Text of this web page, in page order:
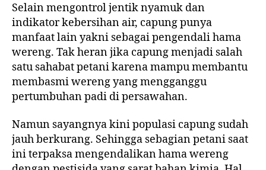
Selain mengontrol jentik nyamuk dan
indikator kebersihan air, capung punya
manfaat lain yakni sebagai pengendali hama
wereng. Tak heran jika capung menjadi salah
satu sahabat petani karena mampu membantu
membasmi wereng yang mengganggu
pertumbuhan padi di persawahan.
Namun sayangnya kini populasi capung sudah
jauh berkurang. Sehingga sebagian petani saat
ini terpaksa mengendalikan hama wereng